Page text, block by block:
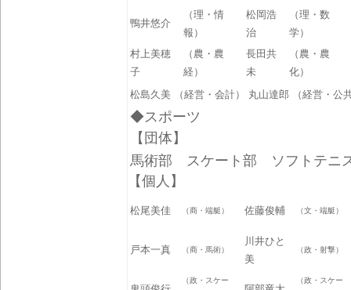
鴨井悠介
（理・情
報）
松岡浩
治
（理・数
学）
村上美穂
子
（農・農
経）
長田共
未
（農・農
化）
松島久美
（経営・会計） 丸山達郎 （経営・公
◆スポーツ
【団体】
馬術部 スケート部 ソフトテニ
【個人】
松尾美佳 （商・端艇） 佐藤俊輔 （文・端艇）
戸本一真 （商・馬術）
川井ひと
美
（政・射撃）
（政・スケー （政・スケー